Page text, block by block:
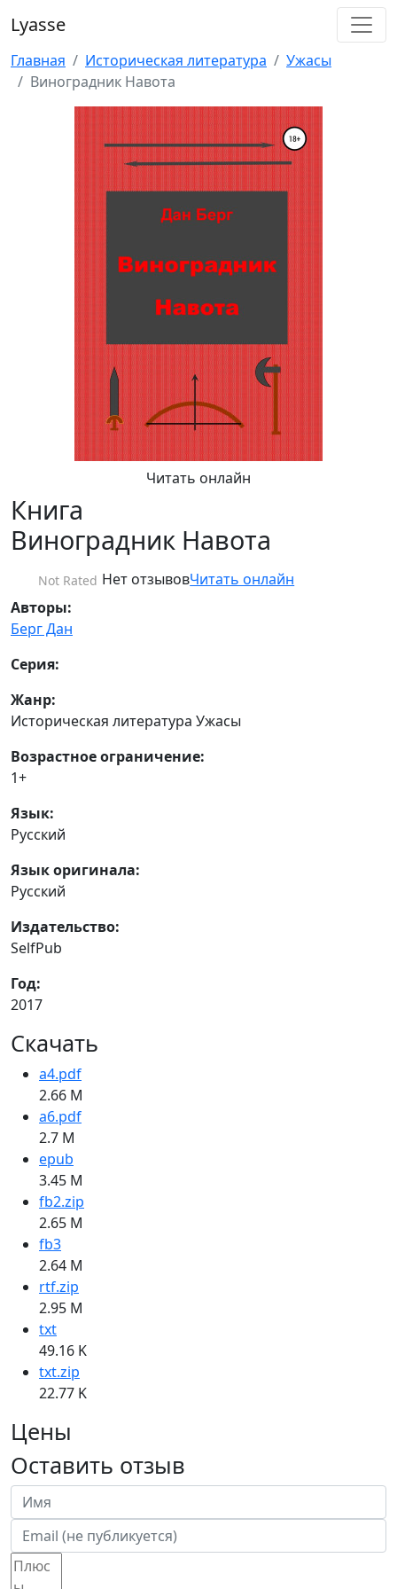
Lyasse
Главная Историческая литература
Ужасы
Виноградник Навота
Читать онлайн
Книга
Виноградник Навота
Not Rated Нет отзывовЧитать онлайн
Авторы:
Берг Дан
Серия:
Жанр:
Историческая литература Ужасы
Возрастное ограничение:
1+
Язык:
Русский
Язык оригинала:
Русский
Издательство:
SelfPub
Год:
2017
Скачать
a4.pdf
2.66 M
a6.pdf
2.7 M
epub
3.45 M
fb2.zip
2.65 M
fb3
2.64 M
rtf.zip
2.95 M
txt
49.16 K
txt.zip
22.77 K
Цены
Оставить отзыв